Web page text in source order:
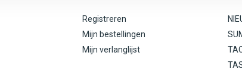
Registreren
Mijn bestellingen
Mijn verlanglijst